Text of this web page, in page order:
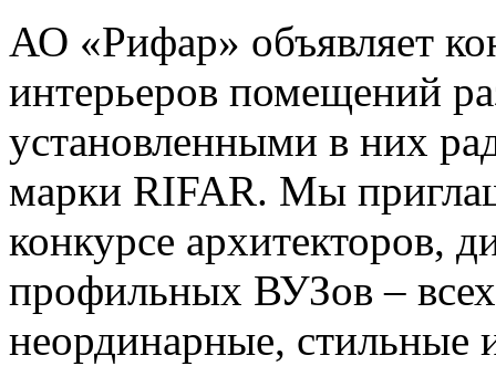
АО «Рифар» объявляет
интерьеров помещений
установленными в них
марки RIFAR. Мы
конкурсе архитекторов,
профильных ВУЗов–
неординарные, стильные